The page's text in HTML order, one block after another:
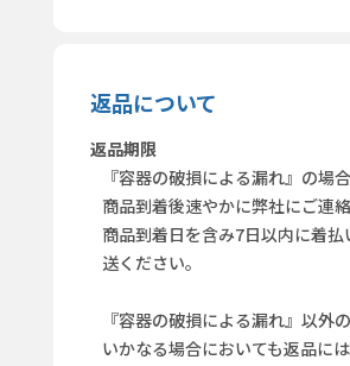
返品について
返品期限
『容器の破損による漏れ』の場合
商品到着後速やかに弊社にご連絡
商品到着日を含み7日以内に着払
送ください。
『容器の破損による漏れ』以外の
いかなる場合においても返品に